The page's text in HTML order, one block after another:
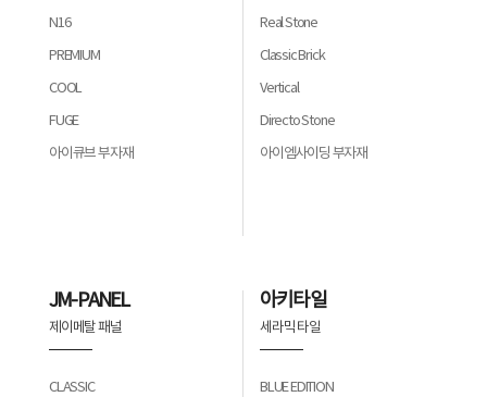
N16
PREMIUM
COOL
FUGE
아이큐브 부자재
Real Stone
Classic Brick
Vertical
Directo Stone
아이엠사이딩 부자재
JM-PANEL
제이메탈 패널
CLASSIC
아키타일
세라믹 타일
BLUE EDITION